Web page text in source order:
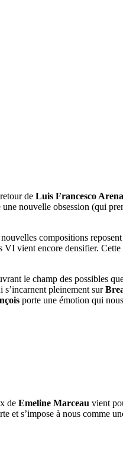
de Luis Francesco Arena
une nouvelle obsession (qui
compositions
vient encore densifier.
le champ des possibles
s’incarnent pleinement sur
porte une émotion qui
de Emeline Marceau vient
et s’impose à nous comme